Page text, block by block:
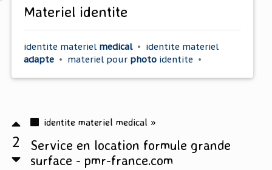
materiel identite
identite materiel medical • identite materiel
adapte • materiel pour photo identite •
2
identite materiel medical »
Service en location formule grande
surface - pmr-france.com